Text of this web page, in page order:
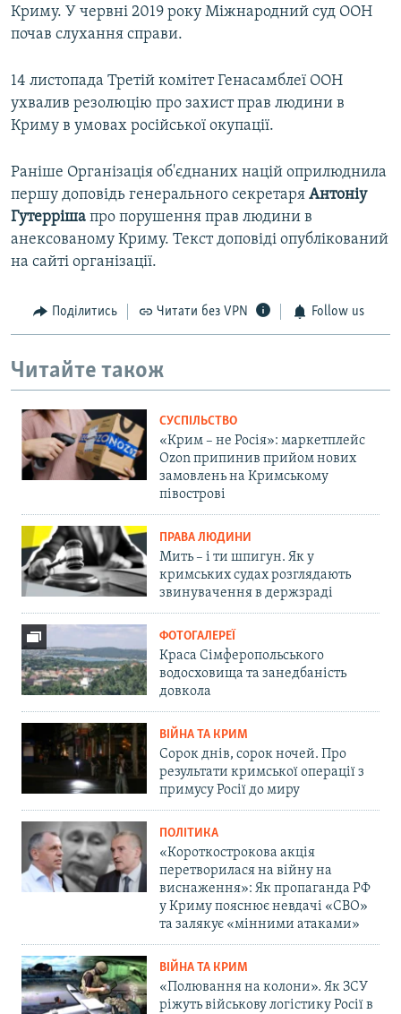
Криму. У червні 2019 року Міжнародний суд ООН
почав слухання справи.
14 листопада Третій комітет Генасамблеї ООН
ухвалив резолюцію про захист прав людини в
Криму в умовах російської окупації.
Раніше Організація об'єднаних націй оприлюднила
першу доповідь генерального секретаря Антоніу
Гутерріша про порушення прав людини в
анексованому Криму. Текст доповіді опублікований
на сайті організації.
Поділитись Читати без VPN Follow us
Читайте також
СУСПІЛЬСТВО
«Крим – не Росія»: маркетплейс
Ozon припинив прийом нових
замовлень на Кримському
півострові
ПРАВА ЛЮДИНИ
Мить – і ти шпигун. Як у
кримських судах розглядають
звинувачення в держзраді
ФОТОГАЛЕРЕЇ
Краса Сімферопольського
водосховища та занедбаність
довкола
ВІЙНА ТА КРИМ
Сорок днів, сорок ночей. Про
результати кримської операції з
примусу Росії до миру
ПОЛІТИКА
«Короткострокова акція
перетворилася на війну на
виснаження»: Як пропаганда РФ
у Криму пояснює невдачі «СВО»
та залякує «мінними атаками»
ВІЙНА ТА КРИМ
«Полювання на колони». Як ЗСУ
ріжуть військову логістику Росії в